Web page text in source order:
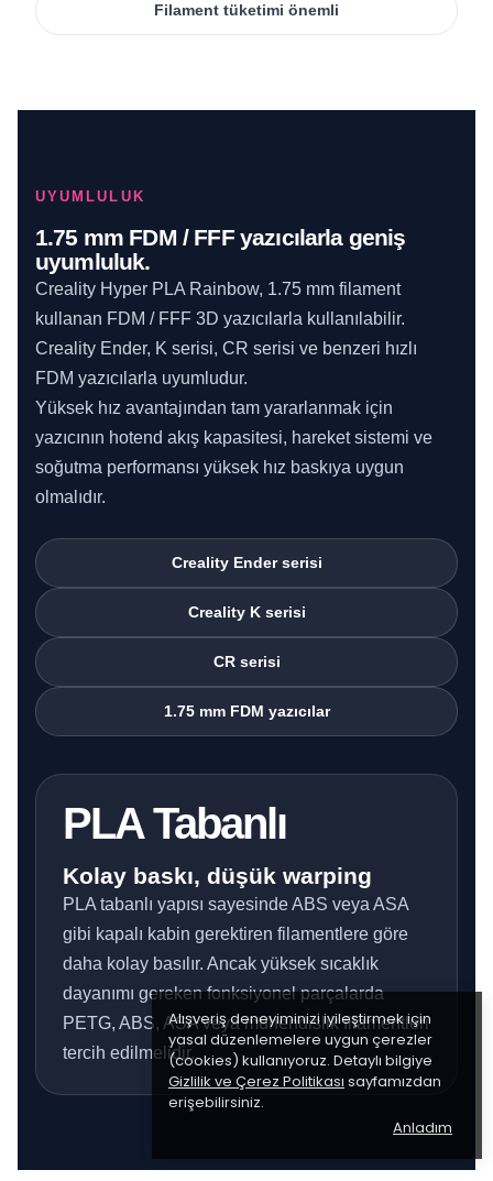
Alışveriş deneyiminizi iyileştirmek için
yasal düzenlemelere uygun çerezler
(cookies) kullanıyoruz. Detaylı bilgiye
Gizlilik ve Çerez Politikası sayfamızdan
erişebilirsiniz.
Anladım
Filament tüketimi önemli
UYUMLULUK
1.75 mm FDM / FFF yazıcılarla geniş
uyumluluk.
Creality Hyper PLA Rainbow, 1.75 mm filament
kullanan FDM / FFF 3D yazıcılarla kullanılabilir.
Creality Ender, K serisi, CR serisi ve benzeri hızlı
FDM yazıcılarla uyumludur.
Yüksek hız avantajından tam yararlanmak için
yazıcının hotend akış kapasitesi, hareket sistemi ve
soğutma performansı yüksek hız baskıya uygun
olmalıdır.
Creality Ender serisi
Creality K serisi
CR serisi
1.75 mm FDM yazıcılar
PLA Tabanlı
Kolay baskı, düşük warping
PLA tabanlı yapısı sayesinde ABS veya ASA
gibi kapalı kabin gerektiren filamentlere göre
daha kolay basılır. Ancak yüksek sıcaklık
dayanımı gereken fonksiyonel parçalarda
PETG, ABS, ASA veya mühendislik filamentleri
tercih edilmelidir.